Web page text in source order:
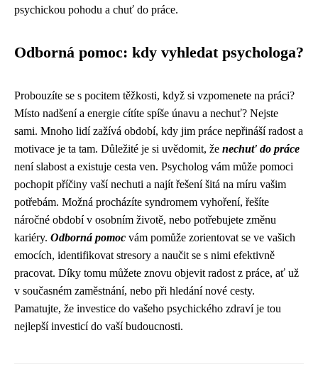
psychickou pohodu a chuť do práce.
Odborná pomoc: kdy vyhledat psychologa?
Probouzíte se s pocitem těžkosti, když si vzpomenete na práci?
Místo nadšení a energie cítíte spíše únavu a nechuť? Nejste
sami. Mnoho lidí zažívá období, kdy jim práce nepřináší radost a
motivace je ta tam. Důležité je si uvědomit, že nechut' do práce
není slabost a existuje cesta ven. Psycholog vám může pomoci
pochopit příčiny vaší nechuti a najít řešení šitá na míru vašim
potřebám. Možná procházíte syndromem vyhoření, řešíte
náročné období v osobním životě, nebo potřebujete změnu
kariéry. Odborná pomoc vám pomůže zorientovat se ve vašich
emocích, identifikovat stresory a naučit se s nimi efektivně
pracovat. Díky tomu můžete znovu objevit radost z práce, ať už
v současném zaměstnání, nebo při hledání nové cesty.
Pamatujte, že investice do vašeho psychického zdraví je tou
nejlepší investicí do vaší budoucnosti.